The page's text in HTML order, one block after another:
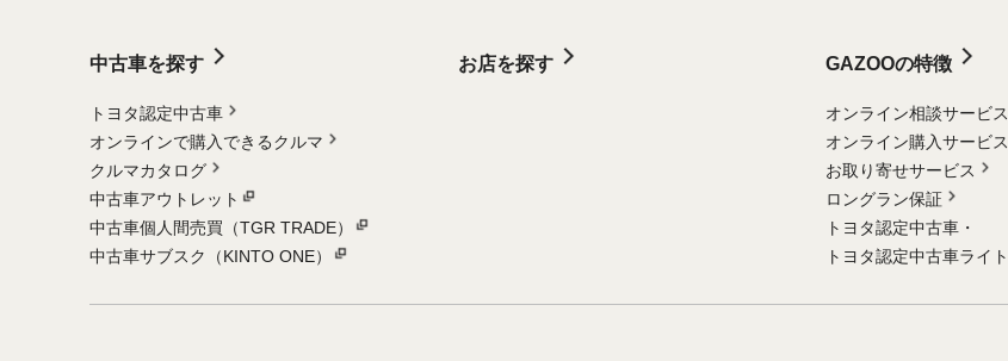
中古車を探す
トヨタ認定中古車
オンラインで購入できるクルマ
クルマカタログ
中古車アウトレット
中古車個人間売買（TGR TRADE）
中古車サブスク（KINTO ONE）
お店を探す GAZOOの特徴
オンライン相談サービス
オンライン購入サービス
お取り寄せサービス
ロングラン保証
トヨタ認定中古車・
トヨタ認定中古車ライト